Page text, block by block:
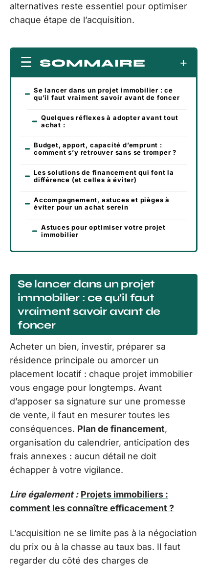
alternatives reste essentiel pour optimiser
chaque étape de l’acquisition.
SOMMAIRE
Se lancer dans un projet immobilier : ce
qu’il faut vraiment savoir avant de foncer
Quelques réflexes à adopter avant tout
achat :
Budget, apport, capacité d’emprunt :
comment s’y retrouver sans se tromper ?
Les solutions de financement qui font la
différence (et celles à éviter)
Accompagnement, astuces et pièges à
éviter pour un achat serein
Astuces pour optimiser votre projet
immobilier
Se lancer dans un projet
immobilier : ce qu’il faut
vraiment savoir avant de
foncer
Acheter un bien, investir, préparer sa
résidence principale ou amorcer un
placement locatif : chaque projet immobilier
vous engage pour longtemps. Avant
d’apposer sa signature sur une promesse
de vente, il faut en mesurer toutes les
conséquences. Plan de financement,
organisation du calendrier, anticipation des
frais annexes : aucun détail ne doit
échapper à votre vigilance.
Lire également : Projets immobiliers :
comment les connaître efficacement ?
L’acquisition ne se limite pas à la négociation
du prix ou à la chasse au taux bas. Il faut
regarder du côté des charges de